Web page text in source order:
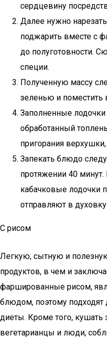
сердцевину
Далее нужно
поджарить вместе с
до полуготовности.
специи.
Полученную массу
зеленью и поместить
Заполненные
обработанный
пригорания
Запекать блюдо
протяжении 40
кабачковые лодочки
отправляют в
С рисом­
Легкую, сытную и
продуктов, в чем и
фаршированные рисом,
блюдом, поэтому подходят
диеты. Кроме того,
вегетарианцы и люди,